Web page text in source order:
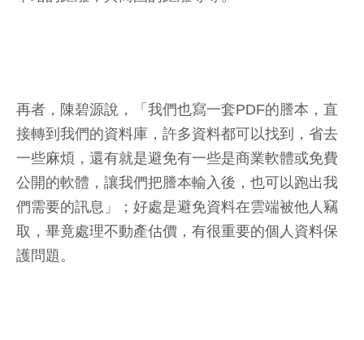
再者，陳碧源說，「我們也寫一套PDF的謄本，直
接轉到我們的資料庫，許多資料都可以找到，省去
一些麻煩，還有就是避免有一些是商業軟體或免費
公開的軟體，讓我們把謄本輸入後，也可以跑出我
們需要的訊息」；好處是避免資料在雲端被他人竊
取，畢竟處理不動產估價，有很重要的個人資料保
護問題。